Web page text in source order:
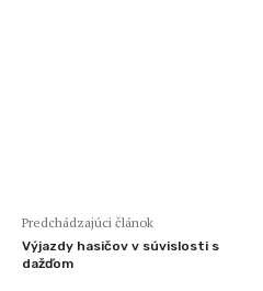
Predchádzajúci článok
Výjazdy hasičov v súvislosti s
dažďom